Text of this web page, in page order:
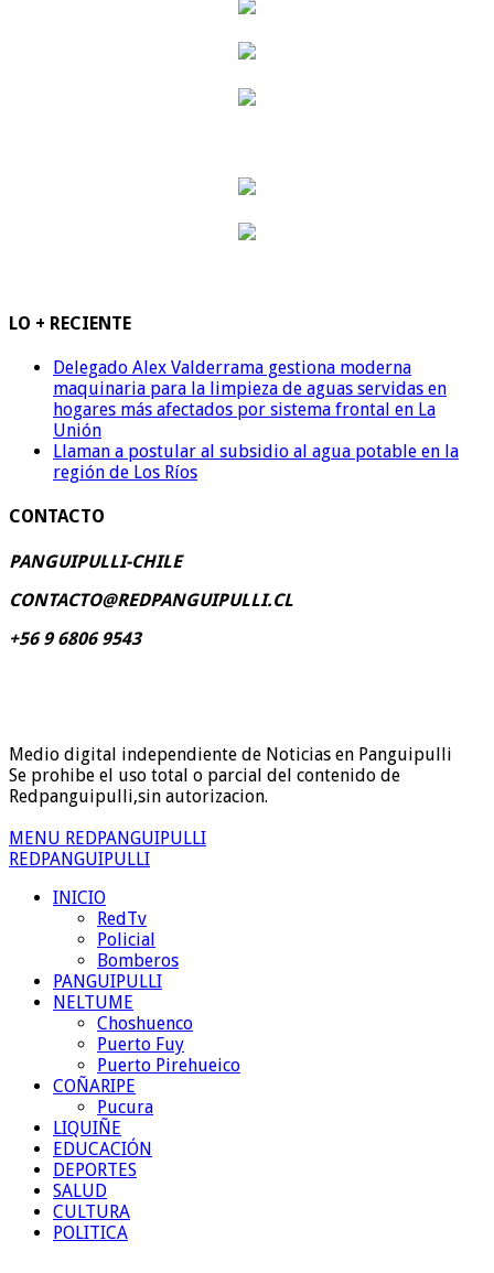
LO + RECIENTE
Delegado Alex Valderrama gestiona moderna
maquinaria para la limpieza de aguas servidas en
hogares más afectados por sistema frontal en La
Unión
Llaman a postular al subsidio al agua potable en la
región de Los Ríos
CONTACTO
PANGUIPULLI-CHILE
CONTACTO@REDPANGUIPULLI.CL
+56 9 6806 9543
Medio digital independiente de Noticias en Panguipulli
Se prohibe el uso total o parcial del contenido de
Redpanguipulli,sin autorizacion.
MENU REDPANGUIPULLI
REDPANGUIPULLI
INICIO
RedTv
Policial
Bomberos
PANGUIPULLI
NELTUME
Choshuenco
Puerto Fuy
Puerto Pirehueico
COÑARIPE
Pucura
LIQUIÑE
EDUCACIÓN
DEPORTES
SALUD
CULTURA
POLITICA